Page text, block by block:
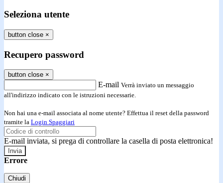
Seleziona utente
button close ×
Recupero password
button close ×
E-mail Verrà inviato un messaggio
all'indirizzo indicato con le istruzioni necessarie.
Non hai una e-mail associata al nome utente? Effettua il reset della password
tramite la Login Spaggiari
E-mail inviata, si prega di controllare la casella di posta elettronica!
Errore
Chiudi